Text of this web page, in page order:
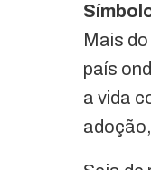
Mais
país
a vida